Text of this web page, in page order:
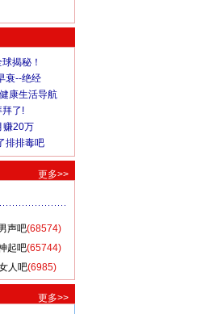
揭秘！
衰--绝经
康生活导航
拜了!
赚20万
排排毒吧
更多>>
声吧(68574)
起吧(65744)
人吧(6985)
更多>>